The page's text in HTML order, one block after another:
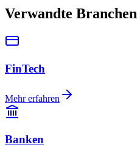
Verwandte Branchen
FinTech
Mehr erfahren
Banken